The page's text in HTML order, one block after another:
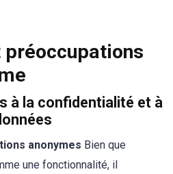
à la confidentialité et à
anonymes Bien que
une fonctionnalité, il